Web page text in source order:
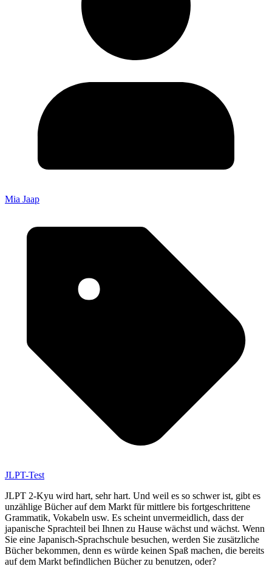
Mia Jaap
JLPT-Test
JLPT 2-Kyu wird hart, sehr hart. Und weil es so schwer ist, gibt es
unzählige Bücher auf dem Markt für mittlere bis fortgeschrittene
Grammatik, Vokabeln usw. Es scheint unvermeidlich, dass der
japanische Sprachteil bei Ihnen zu Hause wächst und wächst. Wenn
Sie eine Japanisch-Sprachschule besuchen, werden Sie zusätzliche
Bücher bekommen, denn es würde keinen Spaß machen, die bereits
auf dem Markt befindlichen Bücher zu benutzen, oder?